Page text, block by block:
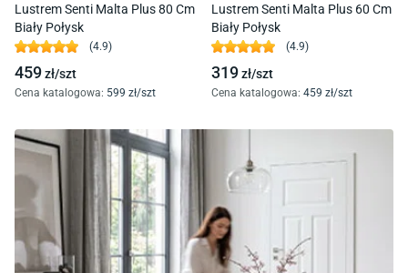
Lustrem Senti Malta Plus 80 Cm
Biały Połysk
(4.9)
459zł/szt
Cena katalogowa: 599 zł/szt
Lustrem Senti Malta Plus 60 Cm
Biały Połysk
(4.9)
319zł/szt
Cena katalogowa: 459 zł/szt